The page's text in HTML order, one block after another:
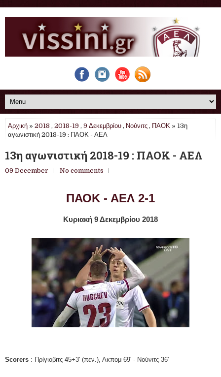
Αρχική » 2018 , 2018-19 , 9 Δεκεμβρίου , Νούνιτς , ΠΑΟΚ » 13η
αγωνιστική 2018-19 : ΠΑΟΚ - ΑΕΛ
13η αγωνιστική 2018-19 : ΠΑΟΚ - ΑΕΛ
09 December No comments
ΠΑΟΚ - ΑΕΛ 2-1
Κυριακή 9 Δεκεμβρίου 2018
Scorers : Πρίγιοβιτς 45+3' (πεν.), Ακπομ 69' - Νούνιτς 36'